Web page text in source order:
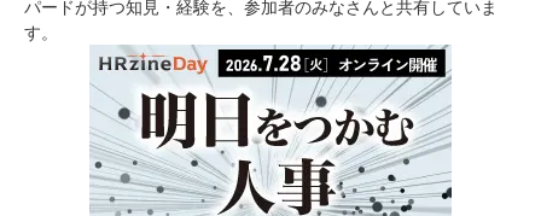
パードが持つ知見・経験を、参加者のみなさんと共有していま
す。